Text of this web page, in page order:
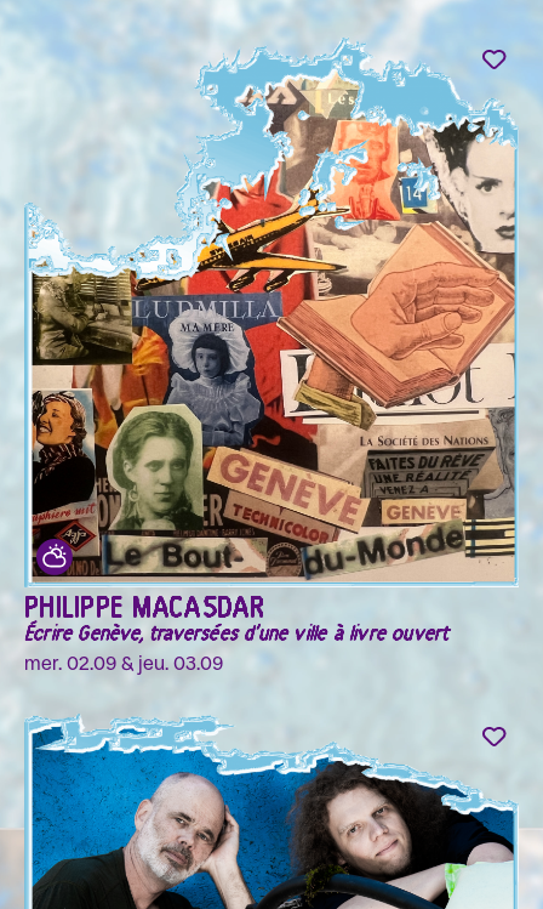
PHILIPPE MACASDAR
Écrire Genève, traversées d'une ville à livre ouvert
mer. 02.09 & jeu. 03.09